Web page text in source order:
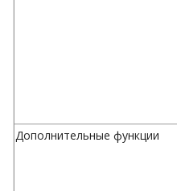
Дополнительные функции